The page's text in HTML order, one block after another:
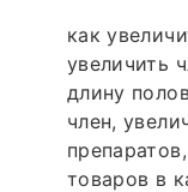
как
увеличить
длину
член,
товаров в